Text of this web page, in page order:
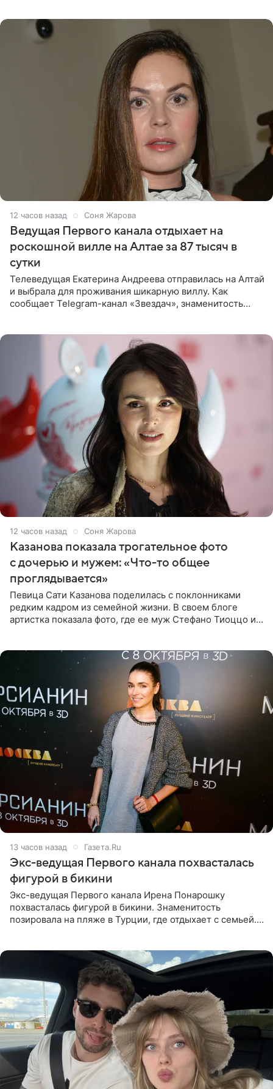
12 часов назад Соня Жарова
Ведущая Первого канала отдыхает на
роскошной вилле на Алтае за 87 тысяч в
сутки
Телеведущая Екатерина Андреева отправилась на Алтай
и выбрала для проживания шикарную виллу. Как
сообщает Telegram-канал «Звездач», знаменитость
12 часов назад Соня Жарова
Казанова показала трогательное фото
с дочерью и мужем: «Что-то общее
проглядывается»
Певица Сати Казанова поделилась с поклонниками
редким кадром из семейной жизни. В своем блоге
артистка показала фото, где ее муж Стефано Тиоццо и
13 часов назад Газета.Ru
Экс-ведущая Первого канала похвасталась
фигурой в бикини
Экс-ведущая Первого канала Ирена Понарошку
похвасталась фигурой в бикини. Знаменитость
позировала на пляже в Турции, где отдыхает с семьей.